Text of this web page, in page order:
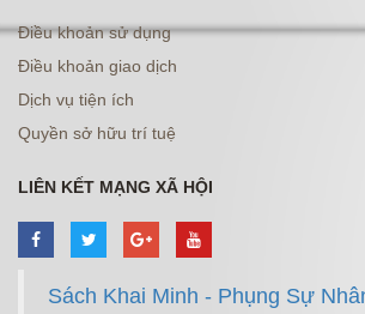
Điều khoản sử dụng
Điều khoản giao dịch
Dịch vụ tiện ích
Quyền sở hữu trí tuệ
LIÊN KẾT MẠNG XÃ HỘI
Sách Khai Minh - Phụng Sự